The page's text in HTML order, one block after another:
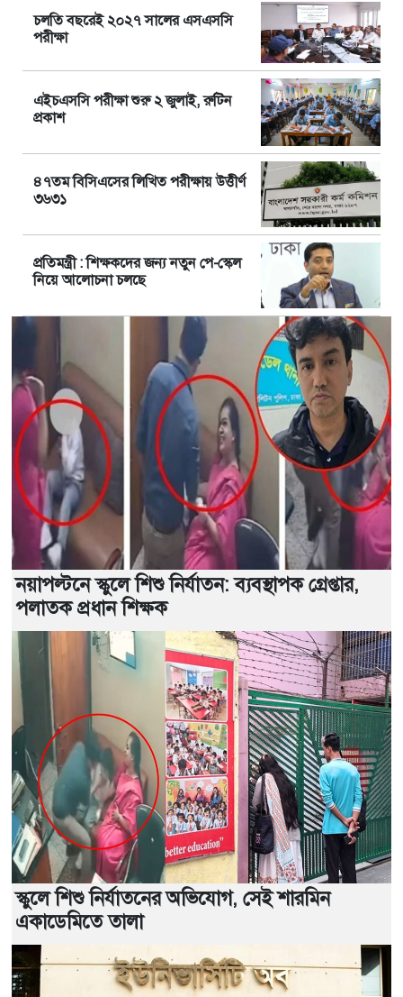
চলতি বছরেই ২০২৭ সালের এসএসসি
পরীক্ষা
এইচএসসি পরীক্ষা শুরু ২ জুলাই, রুটিন
প্রকাশ
৪৭তম বিসিএসের লিখিত পরীক্ষায় উত্তীর্ণ
৩৬৩১
প্রতিমন্ত্রী : শিক্ষকদের জন্য নতুন পে-স্কেল
নিয়ে আলোচনা চলছে
নয়াপল্টনে স্কুলে শিশু নির্যাতন: ব্যবস্থাপক গ্রেপ্তার,
পলাতক প্রধান শিক্ষক
স্কুলে শিশু নির্যাতনের অভিযোগ, সেই শারমিন
একাডেমিতে তালা